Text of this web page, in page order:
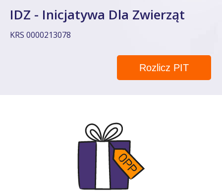
IDZ - Inicjatywa Dla Zwierząt
KRS 0000213078
Rozlicz PIT